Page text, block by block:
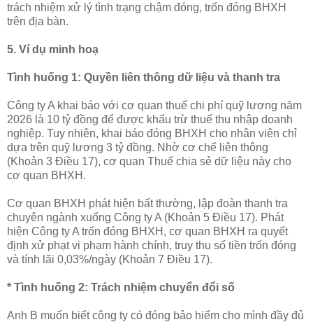
trách nhiệm xử lý tình trạng chậm đóng, trốn đóng BHXH
trên địa bàn.
5. Ví dụ minh hoạ
Tình huống 1: Quyền liên thông dữ liệu và thanh tra
Công ty A khai báo với cơ quan thuế chi phí quỹ lương năm
2026 là 10 tỷ đồng để được khấu trừ thuế thu nhập doanh
nghiệp. Tuy nhiên, khai báo đóng BHXH cho nhân viên chỉ
dựa trên quỹ lương 3 tỷ đồng. Nhờ cơ chế liên thông
(Khoản 3 Điều 17), cơ quan Thuế chia sẻ dữ liệu này cho
cơ quan BHXH.
Cơ quan BHXH phát hiện bất thường, lập đoàn thanh tra
chuyên ngành xuống Công ty A (Khoản 5 Điều 17). Phát
hiện Công ty A trốn đóng BHXH, cơ quan BHXH ra quyết
định xử phạt vi phạm hành chính, truy thu số tiền trốn đóng
và tính lãi 0,03%/ngày (Khoản 7 Điều 17).
* Tình huống 2: Trách nhiệm chuyển đổi số
Anh B muốn biết công ty có đóng bảo hiểm cho mình đầy đủ